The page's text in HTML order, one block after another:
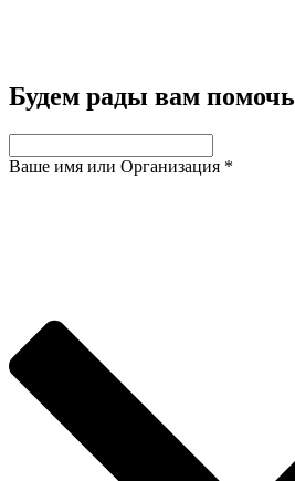
Будем рады вам помочь
Ваше имя или Организация *